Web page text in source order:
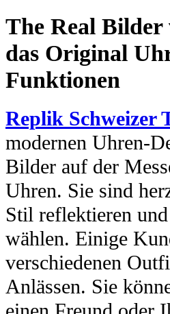
The Real Bilder
das Original
Funktionen
Replik Schweizer
modernen Uhren-
Bilder auf der
Uhren. Sie sind
Stil reflektieren
wählen. Einige
verschiedenen
Anlässen. Sie